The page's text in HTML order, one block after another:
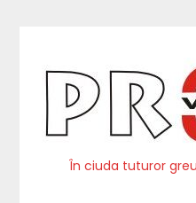
În ciuda tuturor